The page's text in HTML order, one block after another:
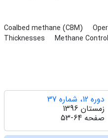
Coalbed methane (CBM)
Thicknesses
Methane
دوره 12، شماره 37
زمستان 1396
صفحه 53-64